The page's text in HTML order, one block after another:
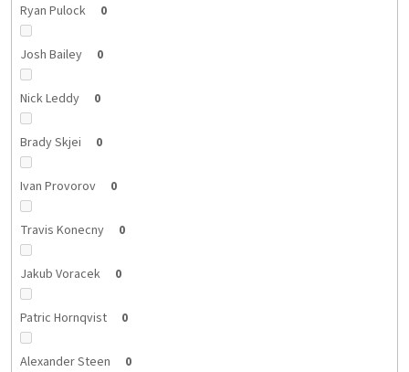
Ryan Pulock 0
Josh Bailey 0
Nick Leddy 0
Brady Skjei 0
Ivan Provorov 0
Travis Konecny 0
Jakub Voracek 0
Patric Hornqvist 0
Alexander Steen 0